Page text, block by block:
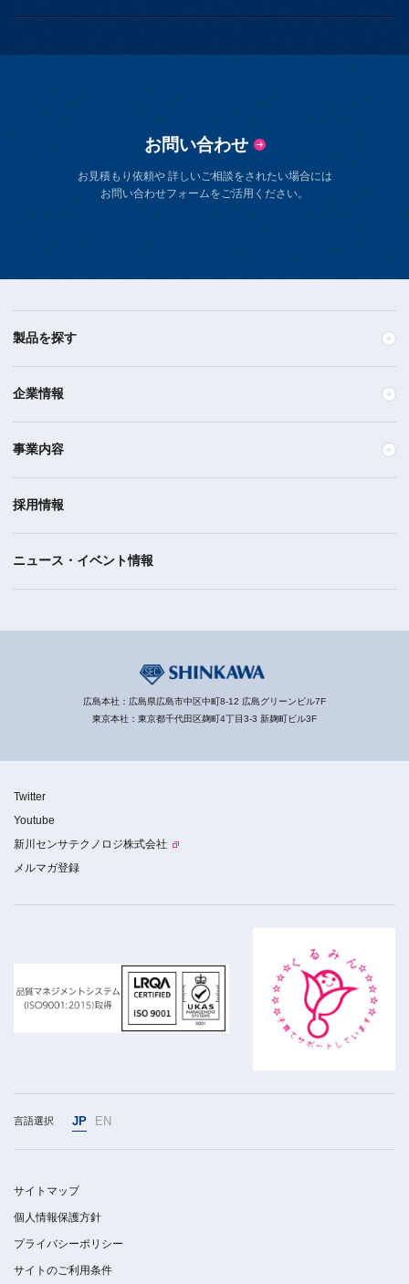
お問い合わせ
お見積もり依頼や 詳しいご相談をされたい場合には
お問い合わせフォームをご活用ください。
製品を探す
企業情報
事業内容
採用情報
ニュース・イベント情報
広島本社：広島県広島市中区中町8-12 広島グリーンビル7F
東京本社：東京都千代田区麹町4丁目3-3 新麹町ビル3F
Twitter
Youtube
新川センサテクノロジ株式会社
メルマガ登録
言語選択 JP EN
サイトマップ
個人情報保護方針
プライバシーポリシー
サイトのご利用条件